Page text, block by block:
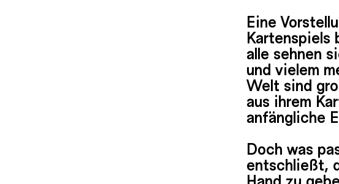
Eine
Kartenspiels
alle sehnen
und vielem
Welt sind
aus ihrem
anfängliche
Doch was
entschließt,
Hand zu